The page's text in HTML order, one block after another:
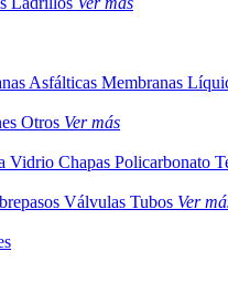
Asfálticas Membranas
Otros Ver más
Vidrio Chapas Policarbonato
Válvulas Tubos Ver